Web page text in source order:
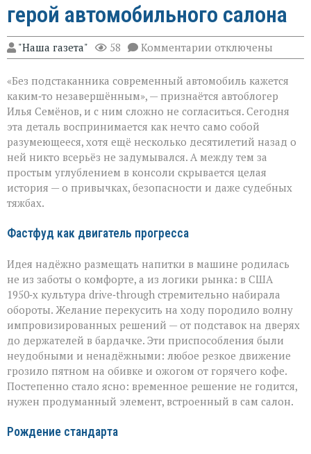
герой автомобильного салона
"Наша газета" 58 Комментарии к
записи
незаметный
герой
автомобильного
салона
отключены
«Без подстаканника современный автомобиль кажется
каким‑то незавершённым», — признаётся автоблогер
Илья Семёнов, и с ним сложно не согласиться. Сегодня
эта деталь воспринимается как нечто само собой
разумеющееся, хотя ещё несколько десятилетий назад о
ней никто всерьёз не задумывался. А между тем за
простым углублением в консоли скрывается целая
история — о привычках, безопасности и даже судебных
тяжбах.
Фастфуд как двигатель прогресса
Идея надёжно размещать напитки в машине родилась
не из заботы о комфорте, а из логики рынка: в США
1950‑х культура drive‑through стремительно набирала
обороты. Желание перекусить на ходу породило волну
импровизированных решений — от подставок на дверях
до держателей в бардачке. Эти приспособления были
неудобными и ненадёжными: любое резкое движение
грозило пятном на обивке и ожогом от горячего кофе.
Постепенно стало ясно: временное решение не годится,
нужен продуманный элемент, встроенный в сам салон.
Рождение стандарта